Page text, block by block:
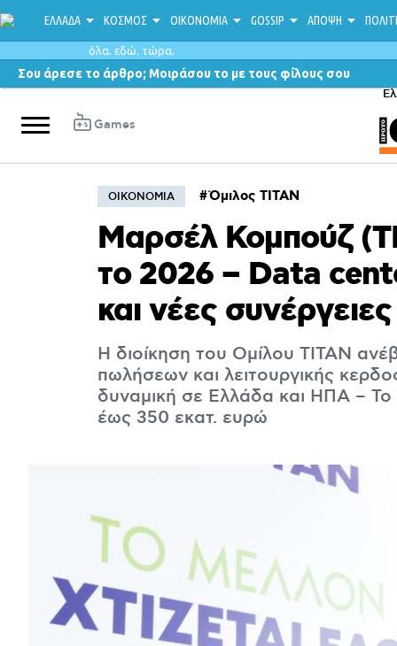
ΕΛΛΑΔΑ ΚΟΣΜΟΣ ΟΙΚΟΝΟΜΙΑ GOSSIP ΑΠΟΨΗ
όλα. εδώ. τώρα.
Σου άρεσε το άρθρο; Μοιράσου το με τους φίλους σου